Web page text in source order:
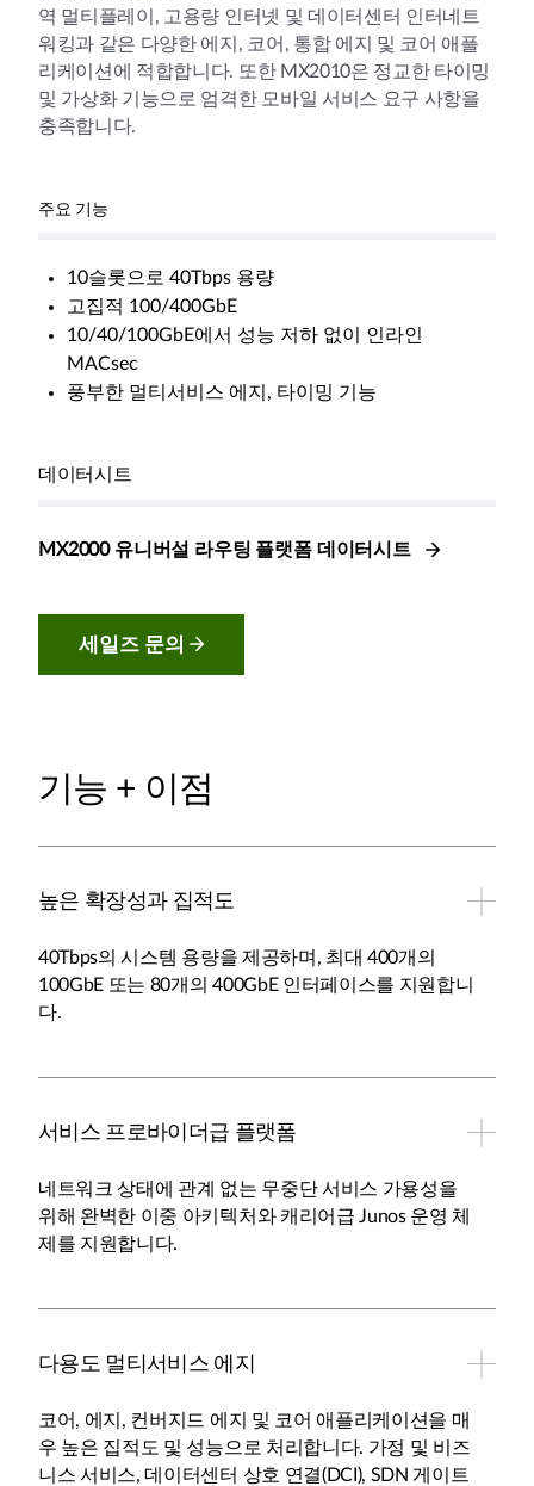
역 멀티플레이, 고용량 인터넷 및 데이터센터 인터네트
워킹과 같은 다양한 에지, 코어, 통합 에지 및 코어 애플
리케이션에 적합합니다. 또한 MX2010은 정교한 타이밍
및 가상화 기능으로 엄격한 모바일 서비스 요구 사항을
충족합니다.
주요 기능
10슬롯으로 40Tbps 용량
고집적 100/400GbE
10/40/100GbE에서 성능 저하 없이 인라인
MACsec
풍부한 멀티서비스 에지, 타이밍 기능
데이터시트
MX2000 유니버설 라우팅 플랫폼 데이터시트
세일즈 문의
기능 + 이점
높은 확장성과 집적도
40Tbps의 시스템 용량을 제공하며, 최대 400개의
100GbE 또는 80개의 400GbE 인터페이스를 지원합니
다.
서비스 프로바이더급 플랫폼
네트워크 상태에 관계 없는 무중단 서비스 가용성을
위해 완벽한 이중 아키텍처와 캐리어급 Junos 운영 체
제를 지원합니다.
다용도 멀티서비스 에지
코어, 에지, 컨버지드 에지 및 코어 애플리케이션을 매
우 높은 집적도 및 성능으로 처리합니다. 가정 및 비즈
니스 서비스, 데이터센터 상호 연결(DCI), SDN 게이트